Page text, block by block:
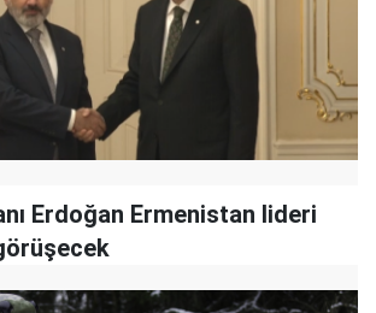
Erdoğan Ermenistan lideri